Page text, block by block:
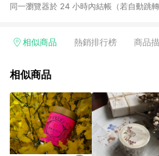
同一瀏覽器於 24 小時內結帳（若自動跳
回饋訂單不得享有 Pinkoi 站方優惠，例如
行為，不具贈點資格，部分退款不在此限
貨後 45 天後發送。 8. 群眾募資商品，禮
運費，攤位費等不具贈點資格。 9. LINE
顏色、價位、贈品如與 Pinkoi 商品資訊
Pinkoi 購物商品資訊頁及購物車標示為準
則請以點數紅包活動說明為準。 11. 若於
相似商品 熱銷排行榜 商品
相似商品